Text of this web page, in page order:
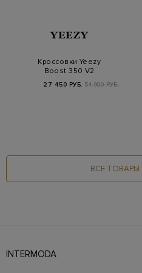
YEEZY
Кроссовки Yeezy
Boost 350 V2
27 450 РУБ. 54 900 РУБ.
ВСЕ ТОВАРЫ
INTERMODA